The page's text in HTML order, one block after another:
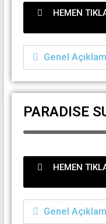
HEMEN
Genel
PARADISE
HEMEN
Genel